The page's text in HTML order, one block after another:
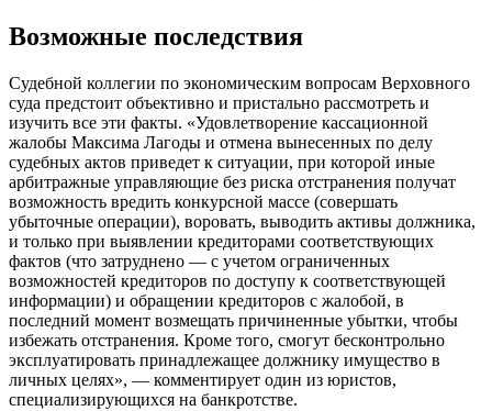
Возможные последствия
Судебной коллегии по экономическим вопросам Верховного
суда предстоит объективно и пристально рассмотреть и
изучить все эти факты. «Удовлетворение кассационной
жалобы Максима Лагоды и отмена вынесенных по делу
судебных актов приведет к ситуации, при которой иные
арбитражные управляющие без риска отстранения получат
возможность вредить конкурсной массе (совершать
убыточные операции), воровать, выводить активы должника,
и только при выявлении кредиторами соответствующих
фактов (что затруднено — с учетом ограниченных
возможностей кредиторов по доступу к соответствующей
информации) и обращении кредиторов с жалобой, в
последний момент возмещать причиненные убытки, чтобы
избежать отстранения. Кроме того, смогут бесконтрольно
эксплуатировать принадлежащее должнику имущество в
личных целях», — комментирует один из юристов,
специализирующихся на банкротстве.